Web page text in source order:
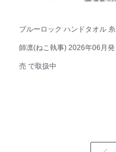
ブルーロック ハンドタオル 糸
師凛(ねこ執事) 2026年06月発
売 で取扱中